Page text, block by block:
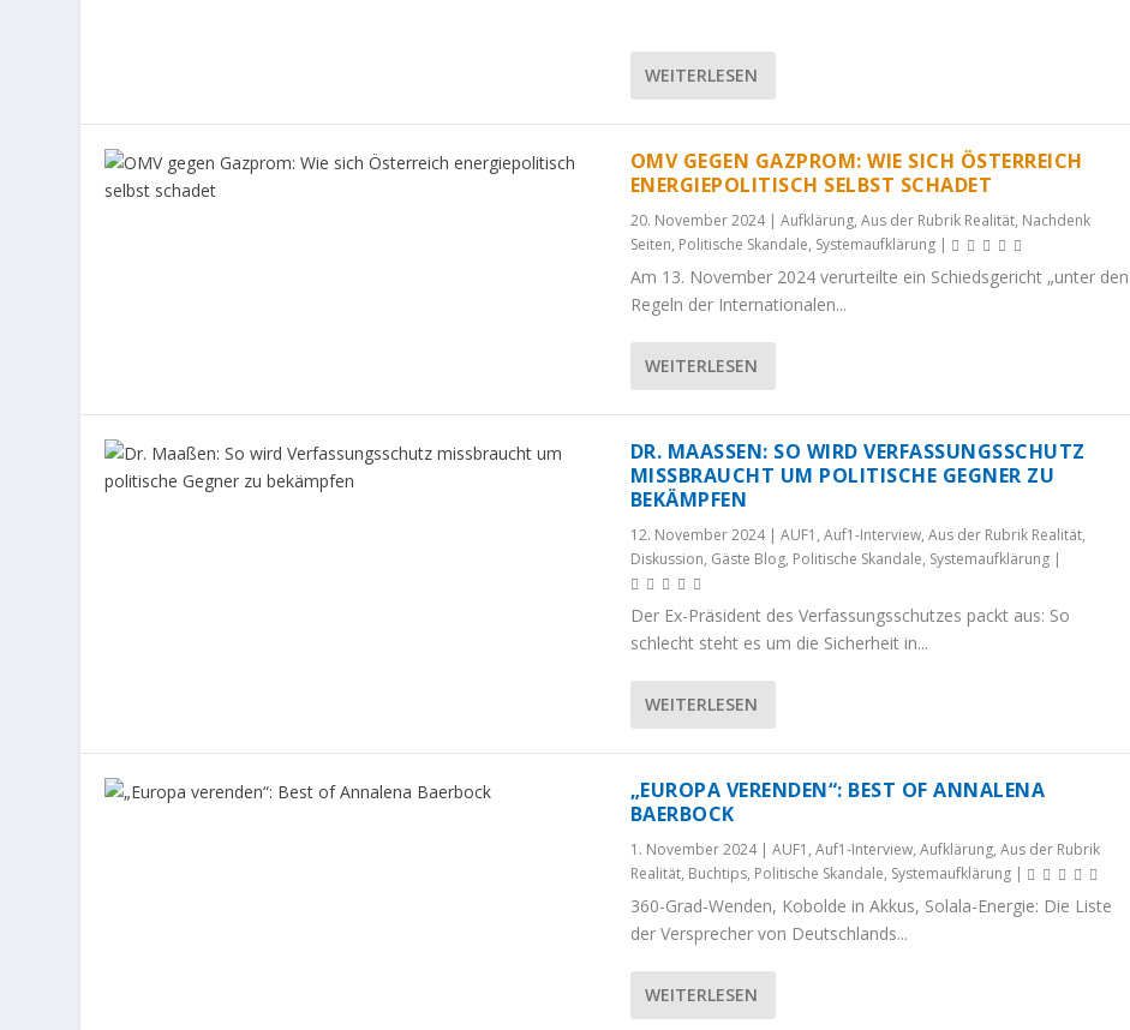
WEITERLESEN
OMV GEGEN GAZPROM: WIE SICH ÖSTERREICH
ENERGIEPOLITISCH SELBST SCHADET
20. November 2024| Aufklärung, Aus der Rubrik Realität, Nachdenk
Seiten, Politische Skandale, Systemaufklärung|
Am 13. November 2024 verurteilte ein Schiedsgericht „unter den
Regeln der Internationalen...
WEITERLESEN
DR. MAASSEN: SO WIRD VERFASSUNGSSCHUTZ M
ISSBRAUCHT UM POLITISCHE GEGNER ZU B
EKÄMPFEN
12. November 2024| AUF1 , Auf1-Interview, Aus der Rubrik Realität,
Diskussion, Gäste Blog, Politische Skandale, Systemaufklärung|
Der Ex-Präsident des Verfassungsschutzes packt aus: So
schlecht steht es um die Sicherheit in...
WEITERLESEN
„EUROPA VERENDEN“: BEST OF ANNALENA
BAERBOCK
1. November 2024| AUF1 , Auf1-Interview, Aufklärung, Aus der Rubrik
Realität, Buchtips, Politische Skandale, Systemaufklärung|
360-Grad-Wenden, Kobolde in Akkus, Solala-Energie: Die Liste
der Versprecher von Deutschlands...
WEITERLESEN